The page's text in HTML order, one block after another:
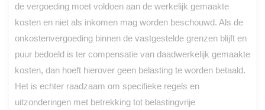
de vergoeding moet voldoen aan de werkelijk gemaakte
kosten en niet als inkomen mag worden beschouwd. Als de
onkostenvergoeding binnen de vastgestelde grenzen blijft en
puur bedoeld is ter compensatie van daadwerkelijk gemaakte
kosten, dan hoeft hierover geen belasting te worden betaald.
Het is echter raadzaam om specifieke regels en
uitzonderingen met betrekking tot belastingvrije